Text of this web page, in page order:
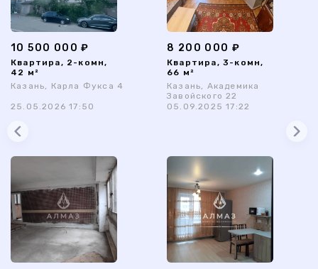
10 500 000 ₽
Квартира, 2-комн,
42 м²
Казань, Карла Фукса 4
25.05.2026 17:50
8 200 000 ₽
Квартира, 3-комн,
66 м²
Казань, Академика
Завойского 22
05.09.2025 17:22